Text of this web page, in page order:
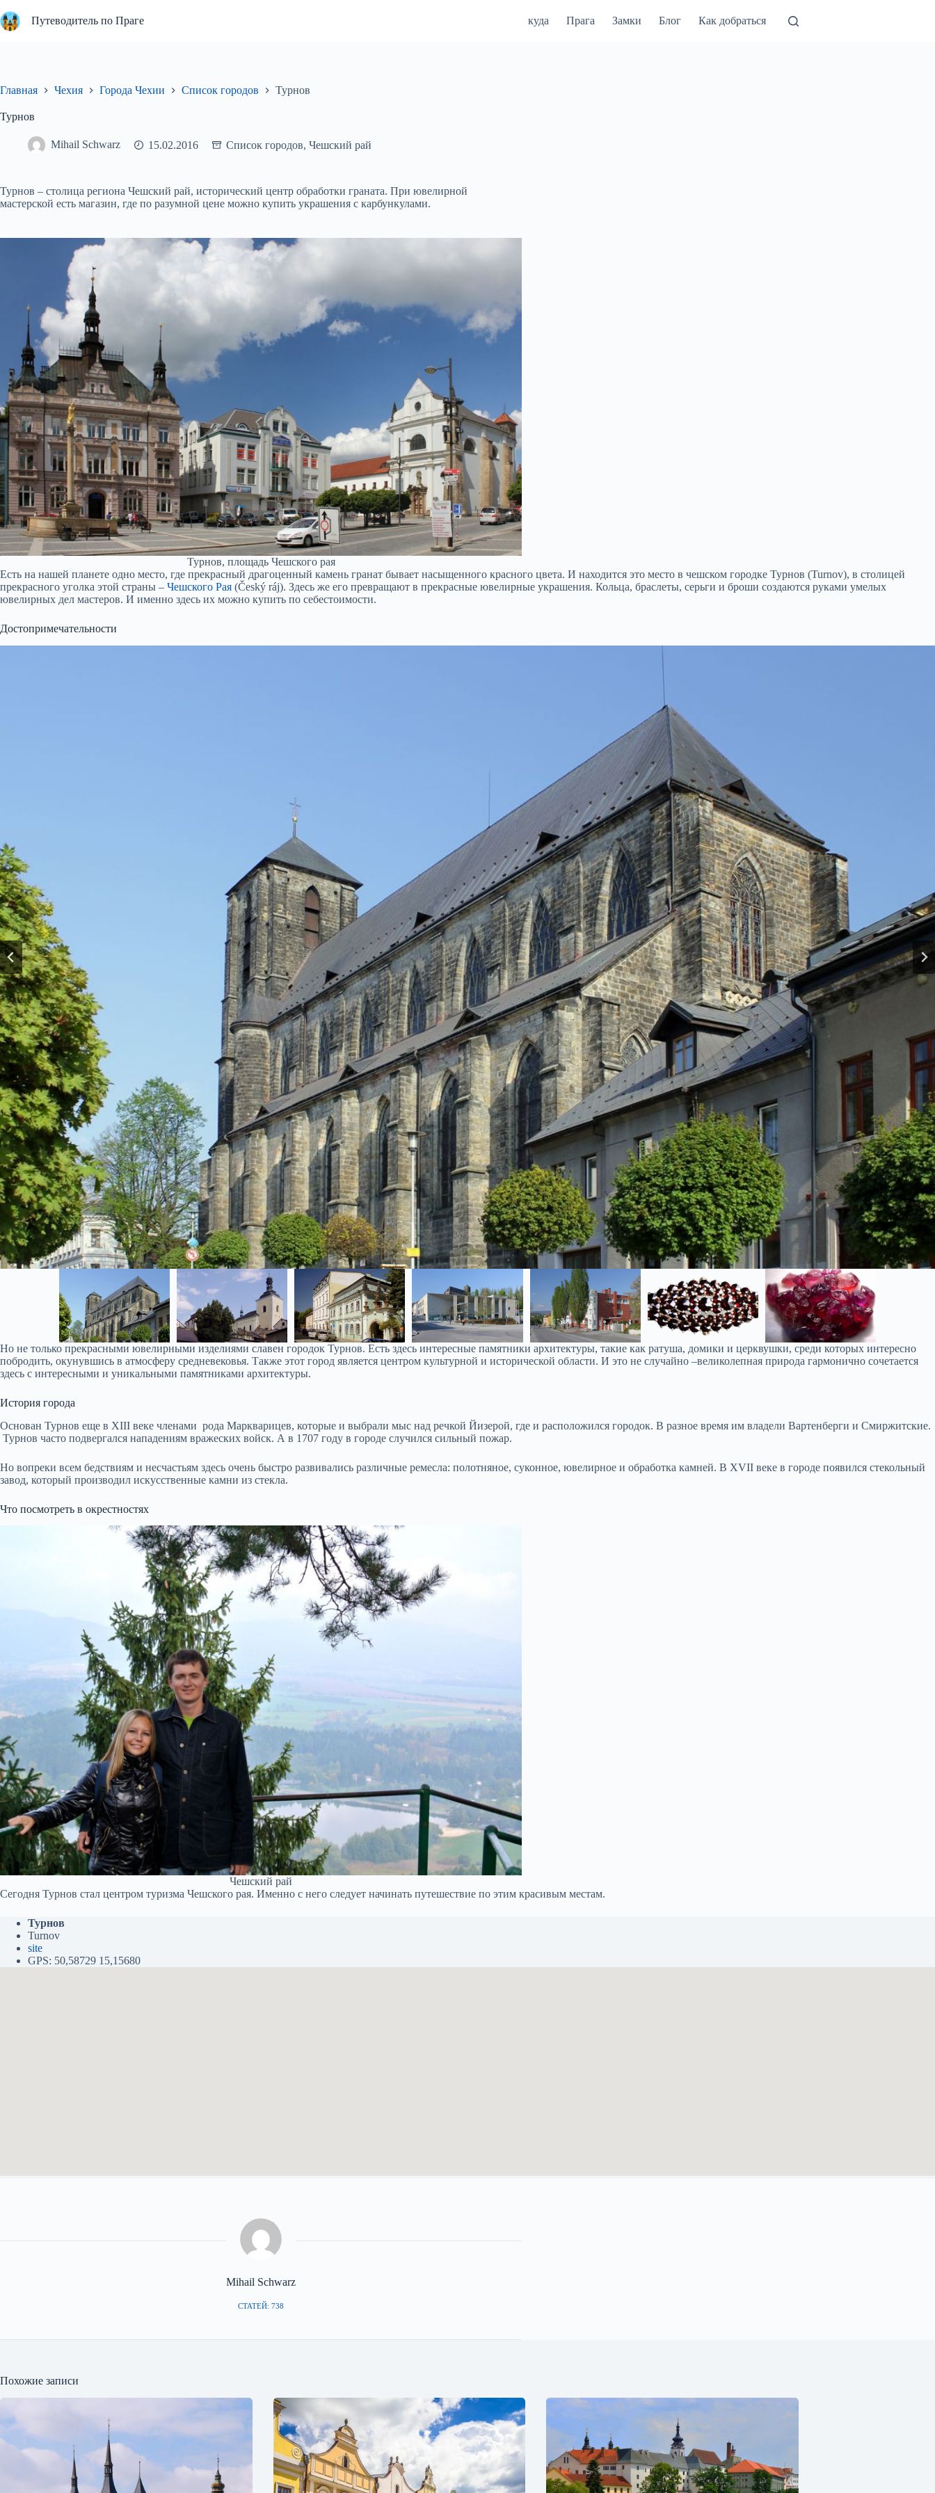
к
сути
Путеводитель по Праге куда Прага Замки Блог Как добраться
Главная Чехия Города Чехии Список городов Турнов
Турнов
Mihail Schwarz 15.02.2016 Список городов, Чешский рай
Турнов – столица региона Чешский рай, исторический центр обработки граната. При ювелирной
мастерской есть магазин, где по разумной цене можно купить украшения с карбункулами.
Турнов, площадь Чешского рая
Есть на нашей планете одно место, где прекрасный драгоценный камень гранат бывает насыщенного красного цвета. И находится это место в чешском городке Турнов (Turnov), в столицей
прекрасного уголка этой страны – Чешского Рая (Český ráj). Здесь же его превращают в прекрасные ювелирные украшения. Кольца, браслеты, серьги и броши создаются руками умелых
ювелирных дел мастеров. И именно здесь их можно купить по себестоимости.
Достопримечательности
Но не только прекрасными ювелирными изделиями славен городок Турнов. Есть здесь интересные памятники архитектуры, такие как ратуша, домики и церквушки, среди которых интересно
побродить, окунувшись в атмосферу средневековья. Также этот город является центром культурной и исторической области. И это не случайно –великолепная природа гармонично сочетается
здесь с интересными и уникальными памятниками архитектуры.
История города
Основан Турнов еще в XIII веке членами рода Маркварицев, которые и выбрали мыс над речкой Йизерой, где и расположился городок. В разное время им владели Вартенберги и Смиржитские.
Турнов часто подвергался нападениям вражеских войск. А в 1707 году в городе случился сильный пожар.
Но вопреки всем бедствиям и несчастьям здесь очень быстро развивались различные ремесла: полотняное, суконное, ювелирное и обработка камней. В XVII веке в городе появился стекольный
завод, который производил искусственные камни из стекла.
Что посмотреть в окрестностях
Чешский рай
Сегодня Турнов стал центром туризма Чешского рая. Именно с него следует начинать путешествие по этим красивым местам.
Турнов
Turnov
site
GPS: 50,58729 15,15680
Mihail Schwarz
СТАТЕЙ: 738
Похожие записи